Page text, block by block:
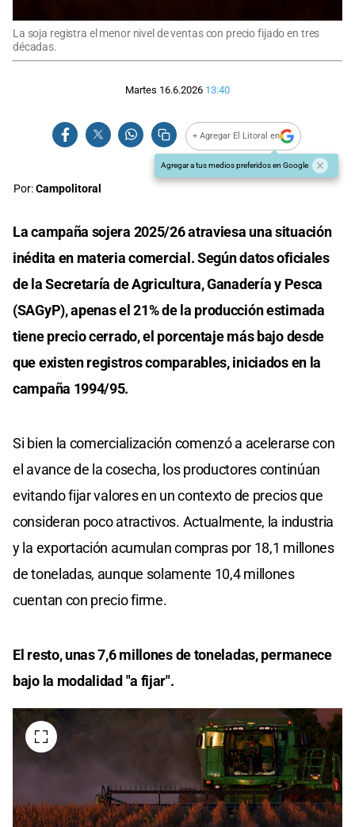
La soja registra el menor nivel de ventas con precio fijado en tres
décadas.
Martes 16.6.2026 13:40
+ Agregar El Litoral en
Agregar a tus medios preferidos en Google
Por:Campolitoral
La campaña sojera 2025/26 atraviesa una situación
inédita en materia comercial. Según datos oficiales
de la Secretaría de Agricultura, Ganadería y Pesca
(SAGyP), apenas el 21% de la producción estimada
tiene precio cerrado, el porcentaje más bajo desde
que existen registros comparables, iniciados en la
campaña 1994/95.
Si bien la comercialización comenzó a acelerarse con
el avance de la cosecha, los productores continúan
evitando fijar valores en un contexto de precios que
consideran poco atractivos. Actualmente, la industria
y la exportación acumulan compras por 18,1 millones
de toneladas, aunque solamente 10,4 millones
cuentan con precio firme.
El resto, unas 7,6 millones de toneladas, permanece
bajo la modalidad "a fijar".